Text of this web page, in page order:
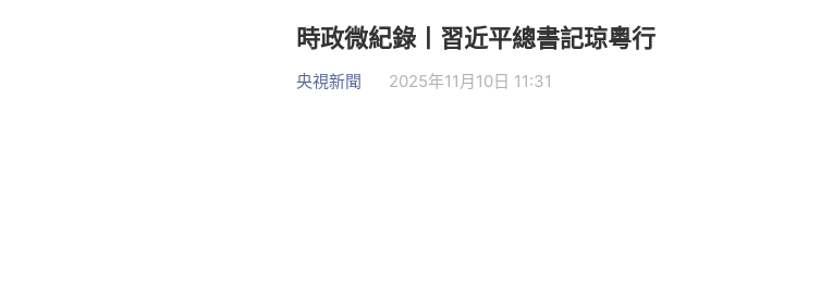
時政微紀錄丨習近平總書記琼粵行
央視新聞 2025年11月10日 11:31